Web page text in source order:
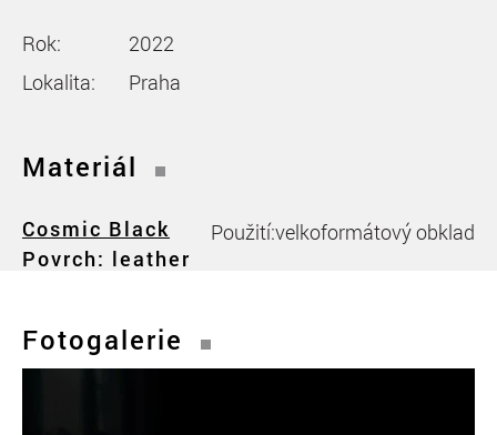
Rok:
2022
Lokalita:
Praha
Materiál
Cosmic Black Použití:velkoformátový obklad
Povrch: leather
Fotogalerie